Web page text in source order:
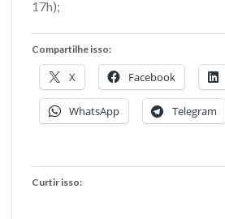
17h);
Compartilhe isso:
X Facebook
WhatsApp Telegram
Curtir isso: